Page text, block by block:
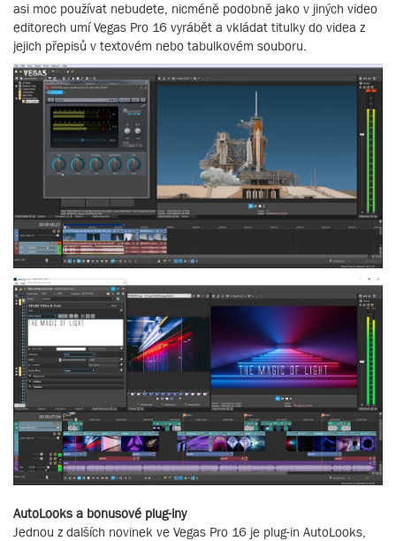
asi moc používat nebudete, nicméně podobně jako v jiných video
editorech umí Vegas Pro 16 vyrábět a vkládat titulky do videa z
jejich přepisů v textovém nebo tabulkovém souboru.
AutoLooks a bonusové plug-iny
Jednou z dalších novinek ve Vegas Pro 16 je plug-in AutoLooks,